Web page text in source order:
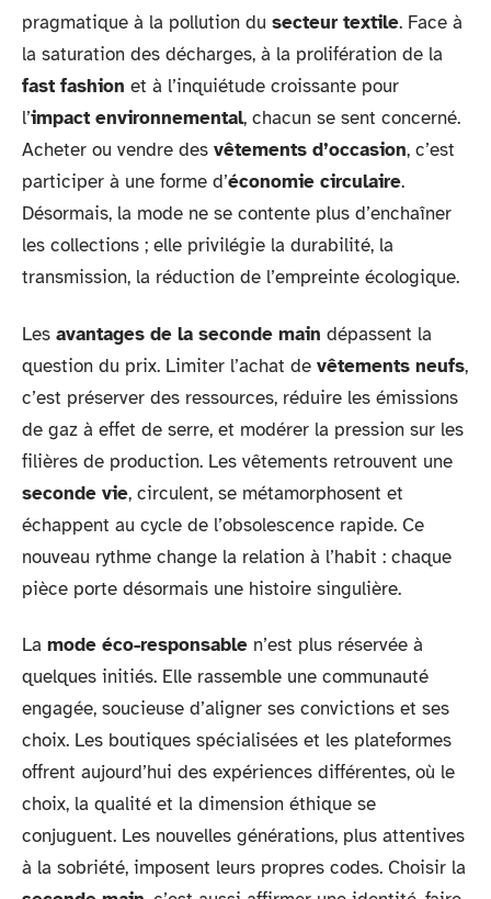
pragmatique à la pollution du secteur textile. Face à
la saturation des décharges, à la prolifération de la
fast fashion et à l’inquiétude croissante pour
l’impact environnemental, chacun se sent concerné.
Acheter ou vendre des vêtements d’occasion, c’est
participer à une forme d’économie circulaire.
Désormais, la mode ne se contente plus d’enchaîner
les collections ; elle privilégie la durabilité, la
transmission, la réduction de l’empreinte écologique.
Les avantages de la seconde main dépassent la
question du prix. Limiter l’achat de vêtements neufs,
c’est préserver des ressources, réduire les émissions
de gaz à effet de serre, et modérer la pression sur les
filières de production. Les vêtements retrouvent une
seconde vie, circulent, se métamorphosent et
échappent au cycle de l’obsolescence rapide. Ce
nouveau rythme change la relation à l’habit : chaque
pièce porte désormais une histoire singulière.
La mode éco-responsable n’est plus réservée à
quelques initiés. Elle rassemble une communauté
engagée, soucieuse d’aligner ses convictions et ses
choix. Les boutiques spécialisées et les plateformes
offrent aujourd’hui des expériences différentes, où le
choix, la qualité et la dimension éthique se
conjuguent. Les nouvelles générations, plus attentives
à la sobriété, imposent leurs propres codes. Choisir la